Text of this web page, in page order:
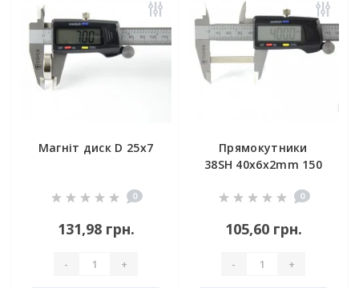
Магніт диск D 25x7
0
131,98 грн.
- +
Прямокутники
38SH 40x6x2mm 150
0
105,60 грн.
- +